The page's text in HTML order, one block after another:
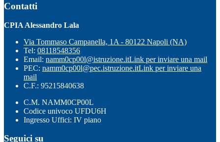
Contatti
CPIA Alessandro Lala
Via Tommaso Campanella, 1A - 80122 Napoli (NA)
Tel: 08118548356
Email: namm0cp00l@istruzione.itLink per inviare una mail
PEC: namm0cp00l@pec.istruzione.itLink per inviare una
mail
C.F.: 95215840638
C.M. NAMM0CP00L
Codice univoco UFDU6H
Ingresso Uffici: IV piano
Seguici su